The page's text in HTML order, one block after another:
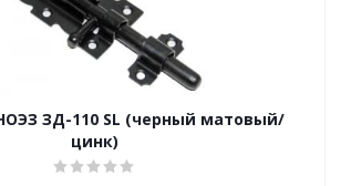
ЗД-110 SL (черный матовый/
цинк)